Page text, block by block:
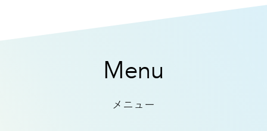
Menu
メニュー